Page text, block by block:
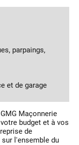
parpaings,
et de garage
Maçonnerie
budget et à vos
de
l'ensemble du